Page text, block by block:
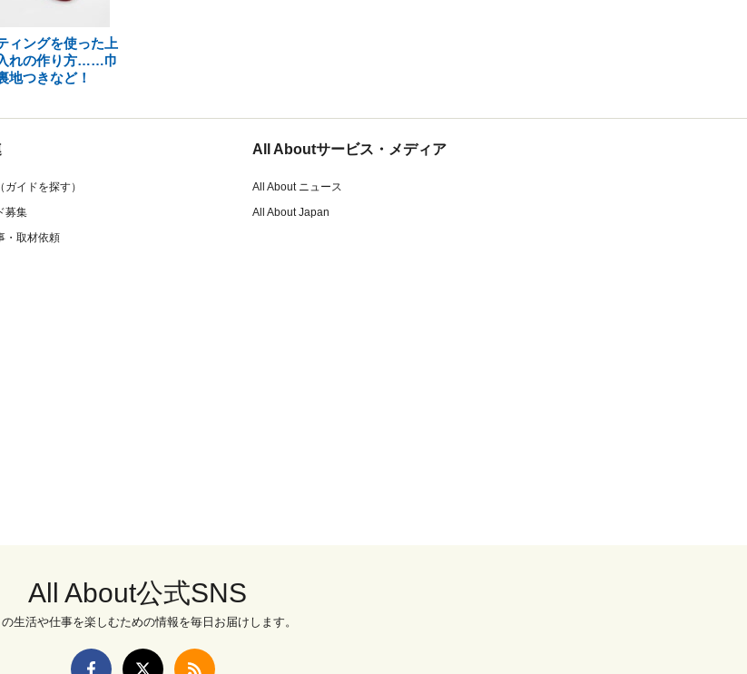
ィングを使った上
れの作り方……巾
地つきなど！
イドを探す）
募集
・取材依頼
All Aboutサービス・メディア
All About ニュース
All About Japan
All About公式SNS
の生活や仕事を楽しむための情報を毎日お届けします。